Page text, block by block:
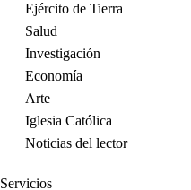
Ejército de Tierra
Salud
Investigación
Economía
Arte
Iglesia Católica
Noticias del lector
Servicios